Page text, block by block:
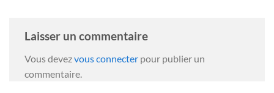
Laisser un commentaire
Vous devezvous connecter pour publier un
commentaire.